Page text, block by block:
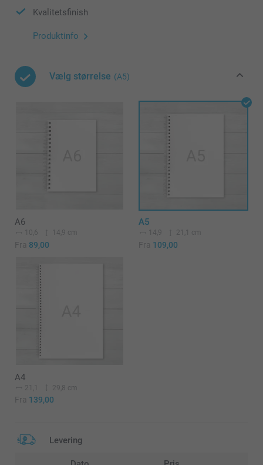
Kvalitetsfinish
Produktinfo
Vælg størrelse (A5)
A6
10,6 14,9 cm
Fra 89,00
A5
14,9 21,1 cm
Fra 109,00
A4
21,1 29,8 cm
Fra 139,00
Levering